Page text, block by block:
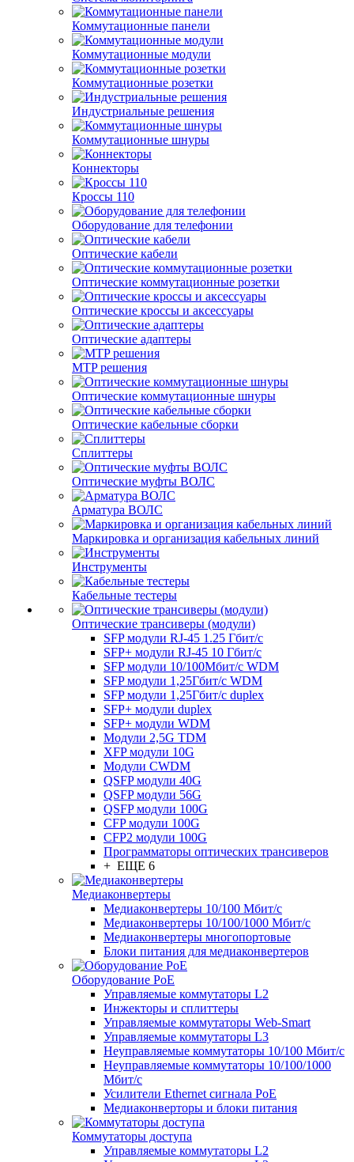
Коммутационные панели
Коммутационные модули
Коммутационные розетки
Индустриальные решения
Коммутационные шнуры
Коннекторы
Кроссы 110
Оборудование для телефонии
Оптические кабели
Оптические коммутационные розетки
Оптические кроссы и аксессуары
Оптические адаптеры
MTP решения
Оптические коммутационные шнуры
Оптические кабельные сборки
Сплиттеры
Оптические муфты ВОЛС
Арматура ВОЛС
Маркировка и организация кабельных линий
Инструменты
Кабельные тестеры
Оптические трансиверы (модули)
SFP модули RJ-45 1.25 Гбит/c
SFP+ модули RJ-45 10 Гбит/c
SFP модули 10/100Мбит/с WDM
SFP модули 1,25Гбит/с WDM
SFP модули 1,25Гбит/с duplex
SFP+ модули duplex
SFP+ модули WDM
Модули 2,5G TDM
XFP модули 10G
Модули CWDM
QSFP модули 40G
QSFP модули 56G
QSFP модули 100G
CFP модули 100G
CFP2 модули 100G
Программаторы оптических трансиверов
+ ЕЩЕ 6
Медиаконвертеры
Медиаконвертеры 10/100 Мбит/с
Медиаконвертеры 10/100/1000 Мбит/c
Медиаконвертеры многопортовые
Блоки питания для медиаконвертеров
Оборудование PoE
Управляемые коммутаторы L2
Инжекторы и сплиттеры
Управляемые коммутаторы Web-Smart
Управляемые коммутаторы L3
Неуправляемые коммутаторы 10/100 Мбит/с
Неуправляемые коммутаторы 10/100/1000
Мбит/с
Усилители Ethernet сигнала PoE
Медиаконверторы и блоки питания
Коммутаторы доступа
Управляемые коммутаторы L2